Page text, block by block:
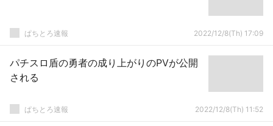
ぱちとろ速報 2022/12/8(Th) 17:09
パチスロ盾の勇者の成り上がりのPVが公開
される
ぱちとろ速報 2022/12/8(Th) 11:52